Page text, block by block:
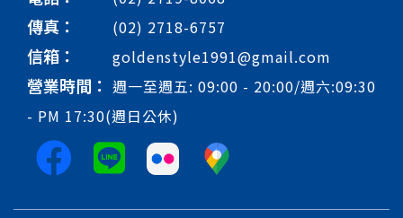
傳真： (02) 2718-6757
信箱： goldenstyle1991@gmail.com
營業時間： 週一至週五: 09:00 - 20:00/週六:09:30
- PM 17:30(週日公休)